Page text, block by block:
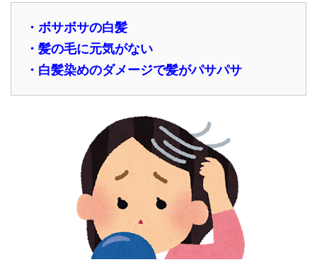
・ボサボサの白髪
・髪の毛に元気がない
・白髪染めのダメージで髪がパサパサ